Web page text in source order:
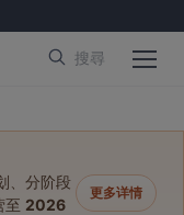
搜尋
、分阶段
至 2026
更多详情